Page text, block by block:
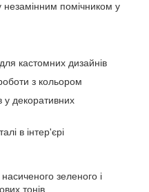
незамінним помічником у
кастомних дизайнів
з кольором
декоративних
в інтер'єрі
насиченого зеленого і
тонів